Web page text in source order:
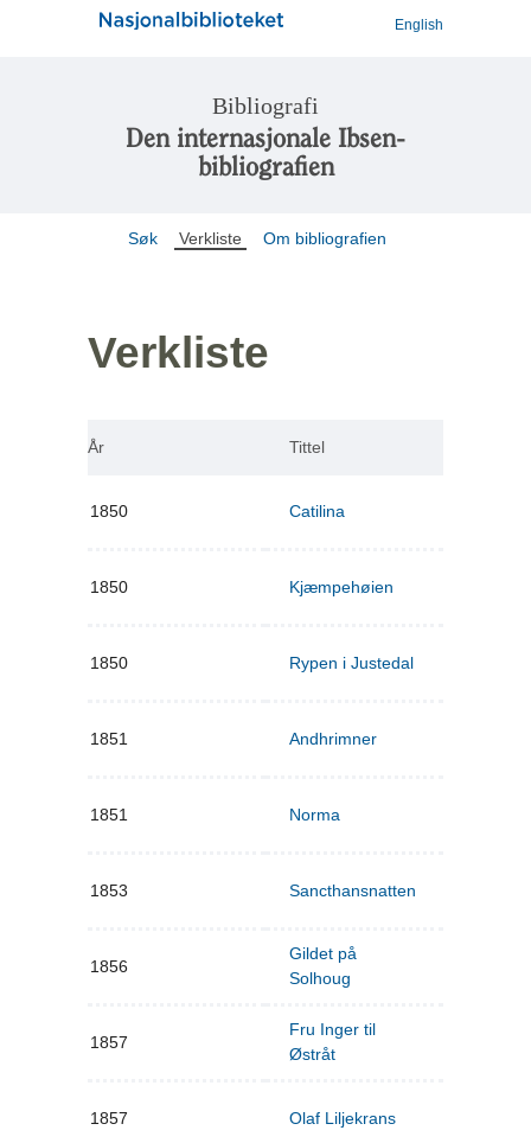
English
Bibliografi
Den internasjonale Ibsen-
bibliografien
Søk Verkliste Om bibliografien
Verkliste
År Tittel
1850 Catilina
1850 Kjæmpehøien
1850 Rypen i Justedal
1851 Andhrimner
1851 Norma
1853 Sancthansnatten
1856
Gildet på
Solhoug
1857
Fru Inger til
Østråt
1857 Olaf Liljekrans